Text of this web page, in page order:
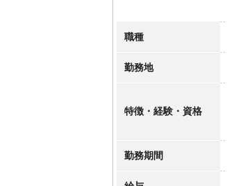
職種
勤務地
特徴・経験・資格
勤務期間